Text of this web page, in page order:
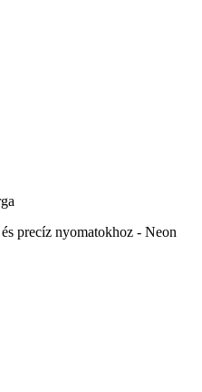
precíz nyomatokhoz - Neon